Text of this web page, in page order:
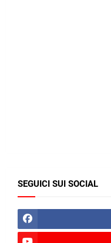
SEGUICI SUI SOCIAL